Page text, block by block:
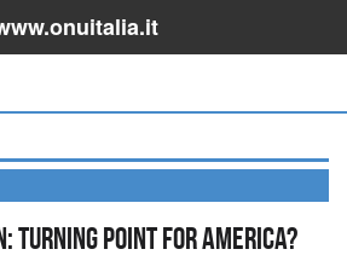
Turning Point for America?